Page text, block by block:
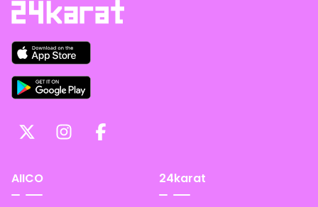
AIICO 24karat